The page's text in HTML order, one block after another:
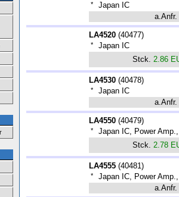
*
Japan IC
a.Anfr.
LA4520 (40477)
*
Japan IC
Stck. 2.86
LA4530 (40478)
*
Japan IC
a.Anfr.
LA4550 (40479)
*
Japan IC, Power
Stck. 2.78
LA4555 (40481)
*
Japan IC, Power
a.Anfr.